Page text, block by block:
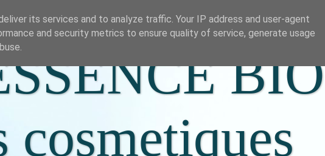
BIO
cosmetiques
its services and to analyze traffic. Your IP address and user-agent
and security metrics to ensure quality of service, generate usage